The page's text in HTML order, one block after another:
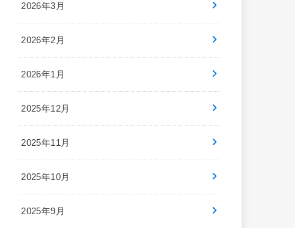
2026年3月
2026年2月
2026年1月
2025年12月
2025年11月
2025年10月
2025年9月